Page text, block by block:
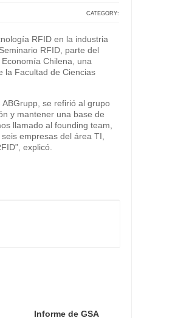
CATEGORY:
RFID en la industria
RFID, parte del
Chilena, una
la Facultad de Ciencias
se refirió al grupo
y mantener una base de
llamado al founding team,
empresas del área TI,
explicó.
Informe de GSA